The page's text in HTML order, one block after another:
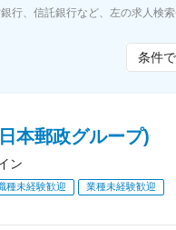
、信託銀行など、左の求人検索
条件
本郵政グループ)
ン
種未経験歓迎 業種未経験歓迎